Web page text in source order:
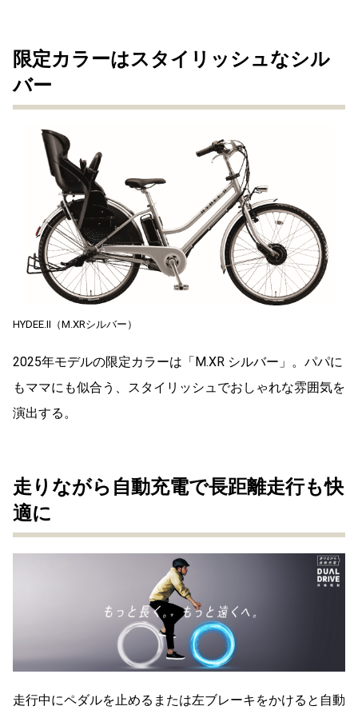
限定カラーはスタイリッシュなシル
バー
HYDEE.Ⅱ（M.XRシルバー）
2025年モデルの限定カラーは「M.XR シルバー」。パパに
もママにも似合う、スタイリッシュでおしゃれな雰囲気を
演出する。
走りながら自動充電で長距離走行も快
適に
走行中にペダルを止めるまたは左ブレーキをかけると自動